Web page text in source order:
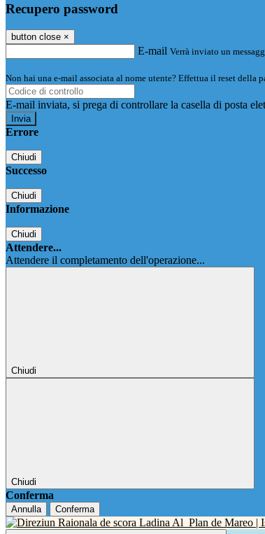
Recupero password
button close ×
E-mail Verrà inviato un
Non hai una e-mail associata al nome utente? Effettua il reset della
E-mail inviata, si prega di controllare la casella di posta
Errore
Chiudi
Successo
Chiudi
Informazione
Chiudi
Attendere...
Attendere il completamento dell'operazione...
Chiudi
Chiudi
Conferma
Annulla Conferma